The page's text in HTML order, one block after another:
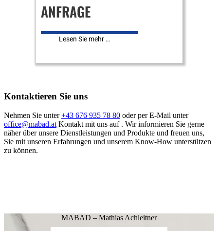
ANFRAGE
0
Lesen Sie mehr …
Kontaktieren Sie uns
Nehmen Sie unter+43 676 935 78 80 oder per E-Mail unter
office@mabad.at Kontakt mit uns auf . Wir informieren Sie gerne
näher über unsere Dienstleistungen und Produkte und freuen uns,
Sie mit unseren Erfahrungen und unserem Know-How unterstützen
zu können.
MABAD – Mathias Achleitner